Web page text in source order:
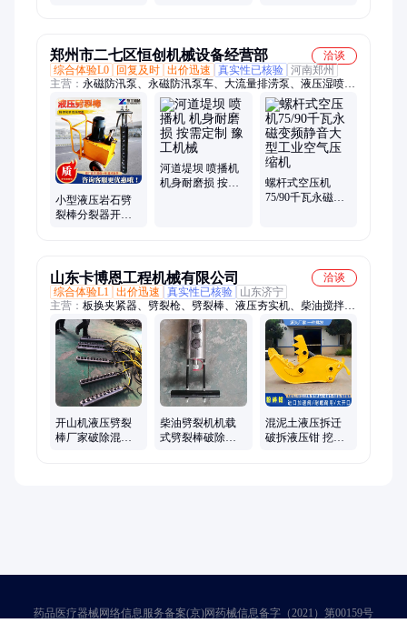
郑州市二七区恒创机械设备经营部
洽谈
综合体验L0
回复及时 出价迅速 真实性已核验 河南郑州
主营： 永磁防汛泵、永磁防汛泵车、大流量排涝泵、液压湿喷
机、混凝土输送泵、液压铣刨机、液压破桩机、液压绳锯机、液
压注浆泵、柴油防汛排水泵、排水方舱、移动照明灯塔、客土喷
播机、泥沙分离机、圆盘过滤机、智能张拉压浆、路面抛丸机、
非固化喷涂机、封闭式扫地机、劈裂机劈裂棒、电动绳锯机、抛
雪机、除雪铲、除雪滚刷、融雪剂撒布机
小型液压岩石劈
裂棒分裂器开石
河道堤坝 喷播机
机身耐磨损 按需
螺杆式空压机
75/90千瓦永磁变
山东卡博恩工程机械有限公司
洽谈
综合体验L1 出价迅速 真实性已核验
山东济宁
主营： 板换夹紧器、劈裂枪、劈裂棒、液压夯实机、柴油搅拌
机、顶管机、顶管出土小车、贝壳斗、岩石锯、筛分斗、洗车
机、截桩机、喷砂机、制氮机、中部取样器、单轨运输车、破碎
锤、铣挖机、绿篱修剪机、全自动升降柱、沙滩清理机、锚索张
拉机、扫雪机、硫化机、避障式割草机
开山机液压劈裂
棒厂家破除混凝
柴油劈裂机机载
式劈裂棒破除混
混泥土液压拆迁
破拆液压钳 挖机
药品医疗器械网络信息服务备案(京)网药械信息备字（2021）第00159号